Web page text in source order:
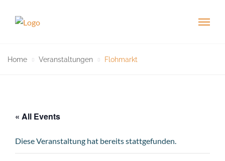
Home Veranstaltungen Flohmarkt
« All Events
Diese Veranstaltung hat bereits stattgefunden.